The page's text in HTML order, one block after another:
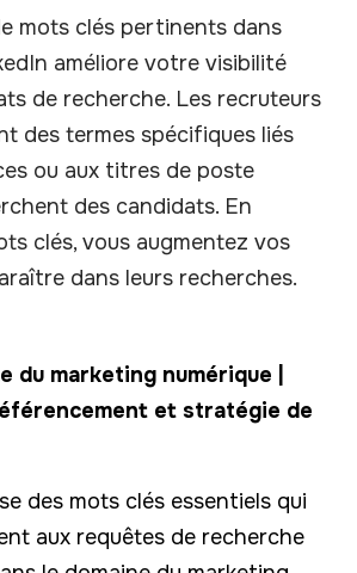
mots clés pertinents dans
améliore votre visibilité
de recherche. Les recruteurs
des termes spécifiques liés
ou aux titres de poste
des candidats. En
clés, vous augmentez vos
dans leurs recherches.
du marketing numérique |
et stratégie de
des mots clés essentiels qui
aux requêtes de recherche